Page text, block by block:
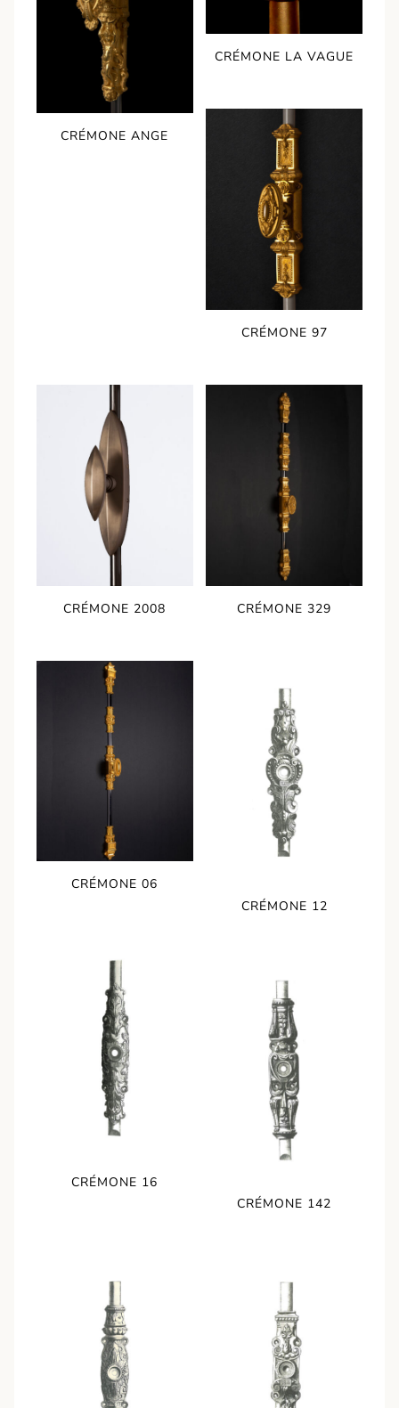
CRÉMONE LA VAGUE
CRÉMONE ANGE
CRÉMONE 97
CRÉMONE 2008 CRÉMONE 329
CRÉMONE 06
CRÉMONE 12
CRÉMONE 16
CRÉMONE 142